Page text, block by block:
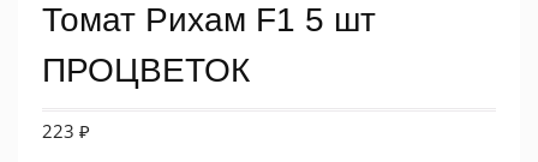
Томат Рихам F1 5 шт
ПРОЦВЕТОК
223 ₽